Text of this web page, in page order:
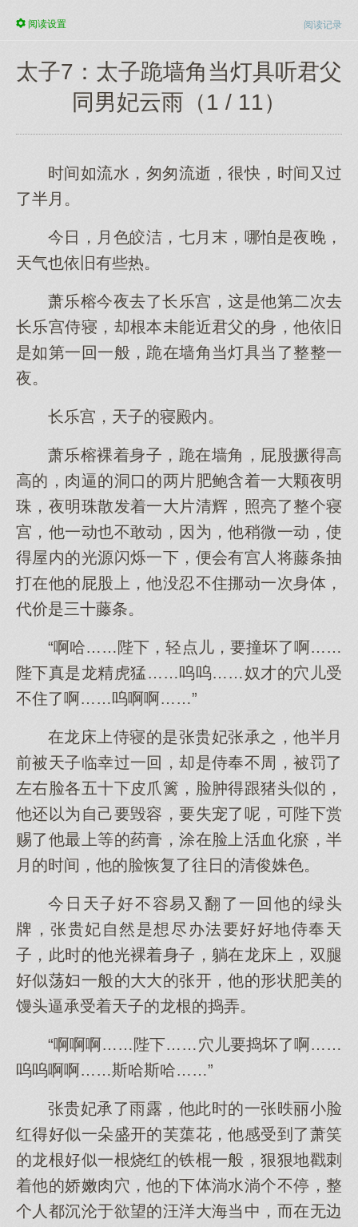
阅读记录
阅读设置
太子7：太子跪墙角当灯具听君父
同男妃云雨（1 / 11）
时间如流水，匆匆流逝，很快，时间又过
了半月。
今日，月色皎洁，七月末，哪怕是夜晚，
天气也依旧有些热。
萧乐榕今夜去了长乐宫，这是他第二次去
长乐宫侍寝，却根本未能近君父的身，他依旧
是如第一回一般，跪在墙角当灯具当了整整一
夜。
长乐宫，天子的寝殿内。
萧乐榕裸着身子，跪在墙角，屁股撅得高
高的，肉逼的洞口的两片肥鲍含着一大颗夜明
珠，夜明珠散发着一大片清辉，照亮了整个寝
宫，他一动也不敢动，因为，他稍微一动，使
得屋内的光源闪烁一下，便会有宫人将藤条抽
打在他的屁股上，他没忍不住挪动一次身体，
代价是三十藤条。
“啊哈……陛下，轻点儿，要撞坏了啊……
陛下真是龙精虎猛……呜呜……奴才的穴儿受
不住了啊……呜啊啊……”
在龙床上侍寝的是张贵妃张承之，他半月
前被天子临幸过一回，却是侍奉不周，被罚了
左右脸各五十下皮爪篱，脸肿得跟猪头似的，
他还以为自己要毁容，要失宠了呢，可陛下赏
赐了他最上等的药膏，涂在脸上活血化瘀，半
月的时间，他的脸恢复了往日的清俊姝色。
今日天子好不容易又翻了一回他的绿头
牌，张贵妃自然是想尽办法要好好地侍奉天
子，此时的他光裸着身子，躺在龙床上，双腿
好似荡妇一般的大大的张开，他的形状肥美的
馒头逼承受着天子的龙根的捣弄。
“啊啊啊……陛下……穴儿要捣坏了啊……
呜呜啊啊……斯哈斯哈……”
张贵妃承了雨露，他此时的一张昳丽小脸
红得好似一朵盛开的芙蕖花，他感受到了萧笑
的龙根好似一根烧红的铁棍一般，狠狠地戳刺
着他的娇嫩肉穴，他的下体淌水淌个不停，整
个人都沉沦于欲望的汪洋大海当中，而在无边